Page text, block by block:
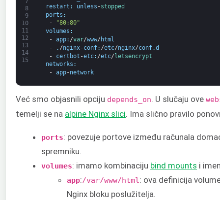
8
9
10
11
12
13
14
15
restart : unless -stopped
ports :
-
"80:80"
volumes :
- app: /var/www/ html
-
. /nginx-conf: /etc/nginx/conf.d
-
certbot -etc: /etc/letsencrypt
networks :
- app-network
Već smo objasnili opciju depends_on. U slučaju ove
temelji se na alpine Nginx slici. Ima slično pravilo
ports: povezuje portove između računala
spremniku.
volumes: imamo kombinaciju bind mounts i
app:/var/www/html: ova definicija
Nginx bloku poslužitelja.